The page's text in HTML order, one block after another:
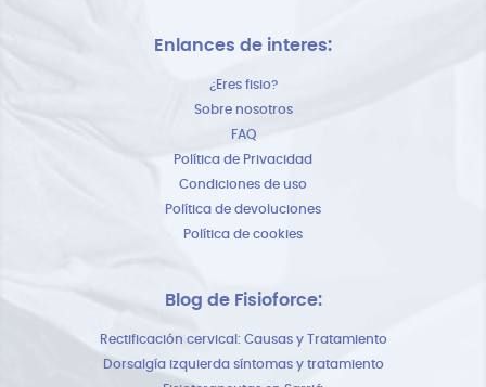
Enlances de interes:
¿Eres fisio?
Sobre nosotros
FAQ
Política de Privacidad
Condiciones de uso
Política de devoluciones
Política de cookies
Blog de Fisioforce:
Rectificación cervical: Causas y Tratamiento
Dorsalgía izquierda síntomas y tratamiento